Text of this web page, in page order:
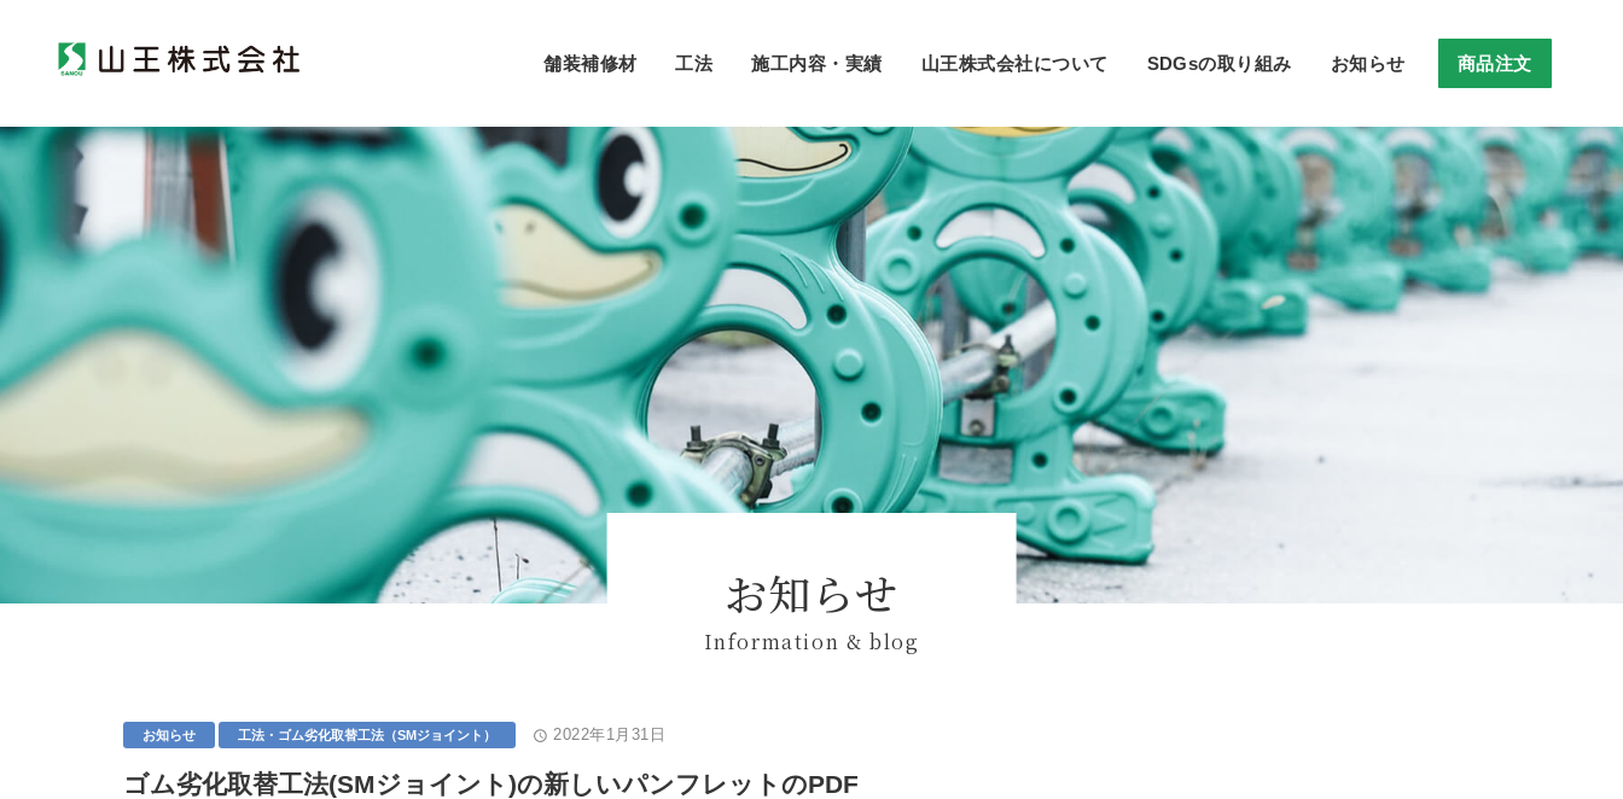
舗装補修材 工法 施工内容・実績 山王株式会社について SDGsの取り組み お知らせ 商品注文
お知らせ
Information & blog
お知らせ 工法・ゴム劣化取替工法（SMジョイント） access_time 2022年1月31日
ゴム劣化取替工法(SMジョイント)の新しいパンフレットのPDF